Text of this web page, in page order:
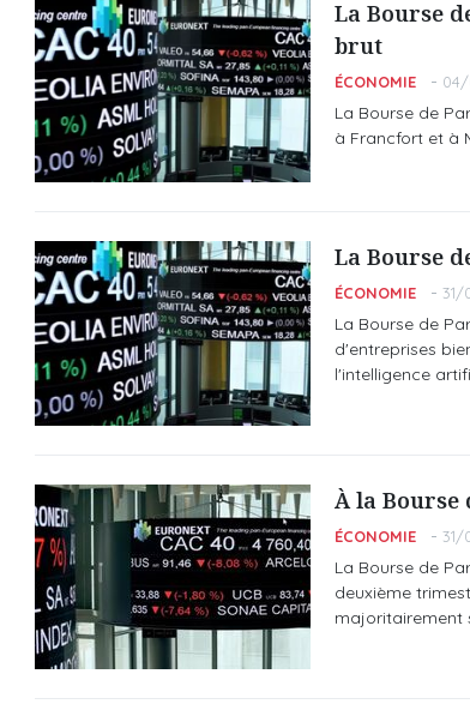
La Bourse
brut
ÉCONOMIE 04/
La Bourse de
à Francfort et à
La Bourse
ÉCONOMIE 31/
La Bourse de
d'entreprises
l'intelligence
À la Bourse
ÉCONOMIE 31/
La Bourse de
deuxième
majoritairement